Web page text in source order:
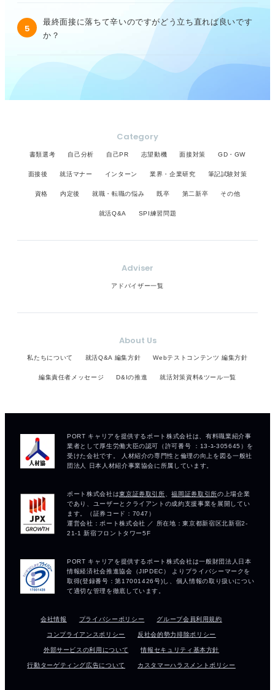
5
最終面接に落ちて辛いのですがどう立ち直れば良いです
か？
Category
書類選考 自己分析 自己PR 志望動機 面接対策 GD・GW
面接後 就活マナー インターン 業界・企業研究 筆記試験対策
資格 内定後 就職・転職の悩み 既卒 第二新卒 その他
就活Q&A SPI練習問題
Adviser
アドバイザー一覧
About Us
私たちについて 就活Q&A 編集方針 Webテストコンテンツ 編集方針
編集責任者メッセージ D&Iの推進 就活対策資料&ツール一覧
会社情報 プライバシーポリシー グループ会員利用規約
コンプライアンスポリシー 反社会的勢力排除ポリシー
外部サービスの利用について 情報セキュリティ基本方針
行動ターゲティング広告について カスタマーハラスメントポリシー